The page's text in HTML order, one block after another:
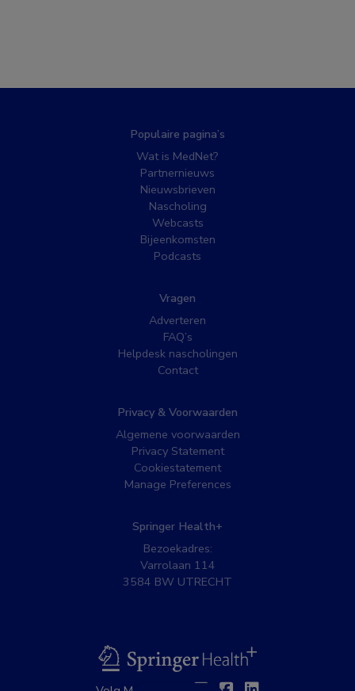
Populaire pagina’s
Wat is MedNet?
Partnernieuws
Nieuwsbrieven
Nascholing
Webcasts
Bijeenkomsten
Podcasts
Vragen
Adverteren
FAQ’s
Helpdesk nascholingen
Contact
Privacy & Voorwaarden
Algemene voorwaarden
Privacy Statement
Cookiestatement
Manage Preferences
Springer Health+
Bezoekadres:
Varrolaan 114
3584 BW UTRECHT
BSL